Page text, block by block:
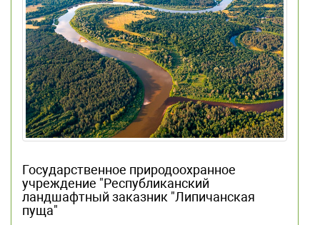
Государственное природоохранное
учреждение "Республиканский
ландшафтный заказник "Липичанская
пуща"